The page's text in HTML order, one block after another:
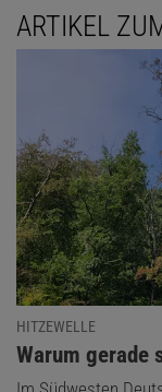
ARTIKEL
HITZEWELLE
:
Warum gerade